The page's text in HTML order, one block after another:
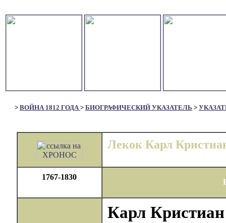
> ВОЙНА 1812 ГОДА> БИОГРАФИЧЕСКИЙ УКАЗАТЕЛЬ >
Лекок Карл
1767-1830
Карл